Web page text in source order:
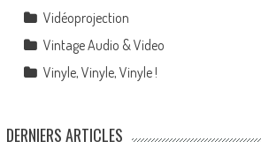
Vidéoprojection
Vintage Audio & Video
Vinyle, Vinyle, Vinyle !
DERNIERS ARTICLES